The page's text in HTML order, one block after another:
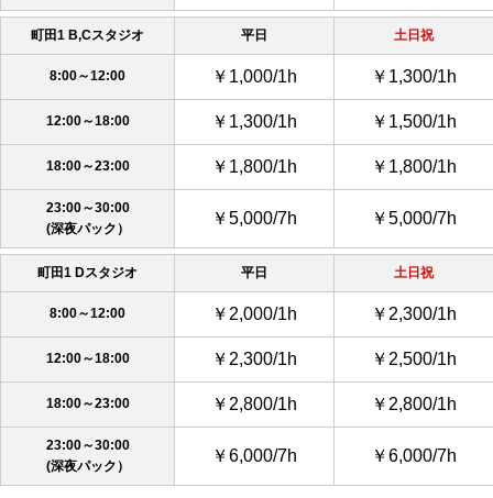
町田1 B,Cスタジオ 平日 土日祝
8:00～12:00 ￥1,000/1h ￥1,300/1h
12:00～18:00 ￥1,300/1h ￥1,500/1h
18:00～23:00 ￥1,800/1h ￥1,800/1h
23:00～30:00
(深夜パック）
￥5,000/7h ￥5,000/7h
町田1 Dスタジオ 平日 土日祝
8:00～12:00 ￥2,000/1h ￥2,300/1h
12:00～18:00 ￥2,300/1h ￥2,500/1h
18:00～23:00 ￥2,800/1h ￥2,800/1h
23:00～30:00
(深夜パック）
￥6,000/7h ￥6,000/7h